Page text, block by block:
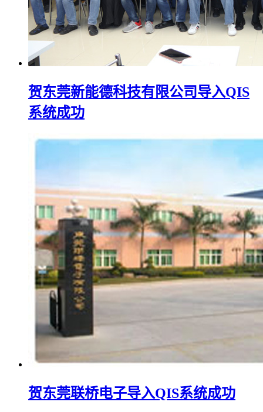
贺东莞新能德科技有限公司导入QIS
系统成功
贺东莞联桥电子导入QIS系统成功